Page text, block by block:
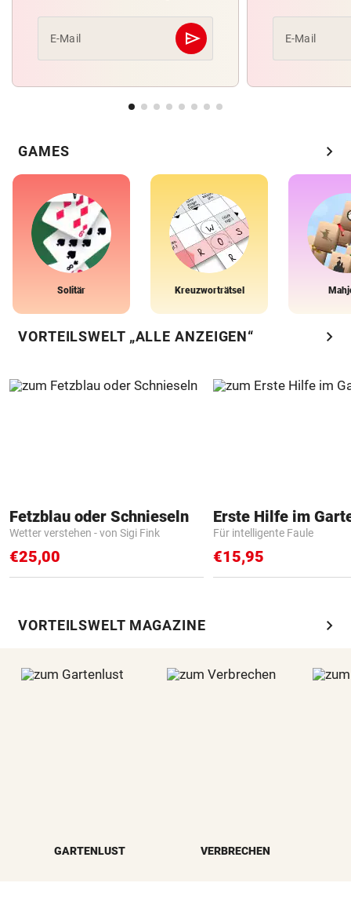
E-Mail send
Abschicken E-Mail
GAMES chevron_right
Solitär Kreuzworträtsel
VORTEILSWELT „ALLE ANZEIGEN“ chevron_right
Fetzblau oder Schnieseln
Wetter verstehen - von Sigi Fink
€25,00
Erste Hilfe im
Für intelligente Faule
€15,95
VORTEILSWELT MAGAZINE chevron_right
GARTENLUST VERBRECHEN